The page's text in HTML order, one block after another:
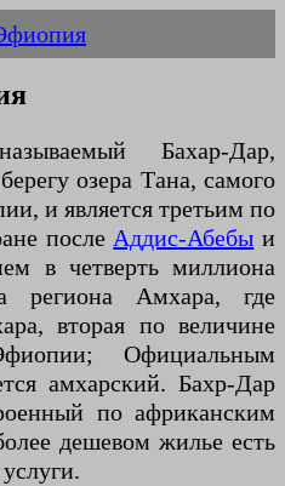
Бахар-Дар,
озера Тана, самого
и является третьим по
после Аддис-Абебы и
в четверть миллиона
региона Амхара, где
вторая по величине
Официальным
амхарский. Бахр-Дар
по африканским
дешевом жилье есть